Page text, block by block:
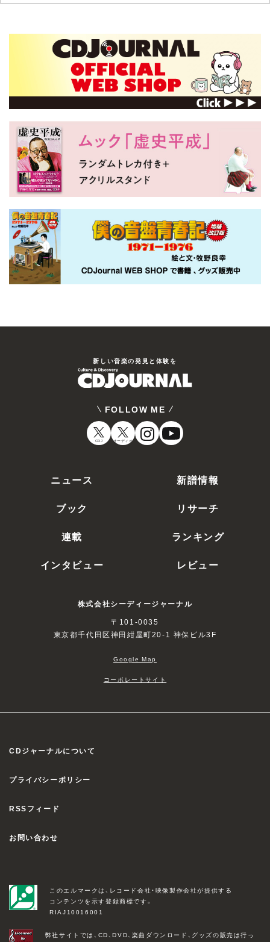
新しい⾳楽の発⾒と体験を
FOLLOW ME
CDJ オーディオ
ニュース
新譜情報
ブック
リサーチ
連載
ランキング
インタビュー
レビュー
株式会社シーディージャーナル
〒101-0035
東京都千代田区神田紺屋町20-1 神保ビル3F
Google Map
コーポレートサイト
CDジャーナルについて
プライバシーポリシー
RSSフィード
お問い合わせ
このエルマークは、レコード会社・映像製作会社が提供する
コンテンツを示す登録商標です。
RIAJ10016001
弊社サイトでは、CD、DVD、楽曲ダウンロード、グッズの販売は行っ